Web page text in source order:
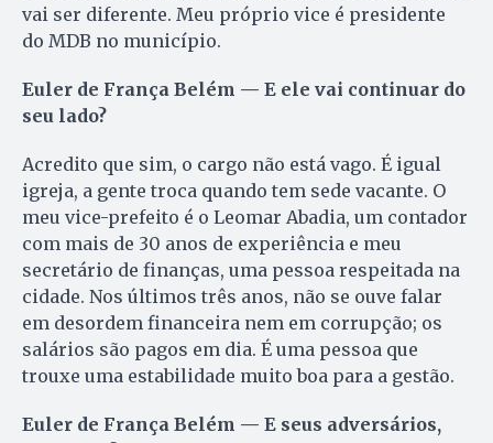
vai ser diferente. Meu próprio vice é presidente
do MDB no município.
Euler de França Belém — E ele vai continuar do
seu lado?
Acredito que sim, o cargo não está vago. É igual
igreja, a gente troca quando tem sede vacante. O
meu vice-prefeito é o Leomar Abadia, um contador
com mais de 30 anos de experiência e meu
secretário de finanças, uma pessoa respeitada na
cidade. Nos últimos três anos, não se ouve falar
em desordem financeira nem em corrupção; os
salários são pagos em dia. É uma pessoa que
trouxe uma estabilidade muito boa para a gestão.
Euler de França Belém — E seus adversários,